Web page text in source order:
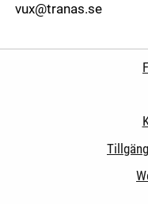
vux@tranas.se